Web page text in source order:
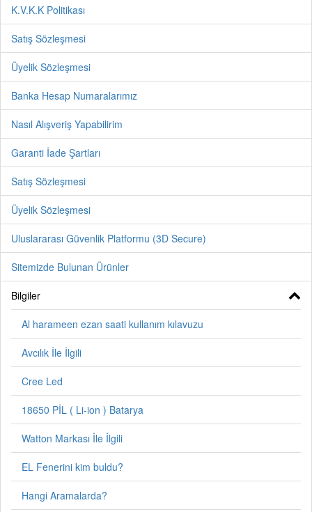
K.V.K.K Politikası
Satış Sözleşmesi
Üyelik Sözleşmesi
Banka Hesap Numaralarımız
Nasıl Alışveriş Yapabilirim
Garanti İade Şartları
Satış Sözleşmesi
Üyelik Sözleşmesi
Uluslararası Güvenlik Platformu (3D Secure)
Sitemizde Bulunan Ürünler
Bilgiler
Al harameen ezan saati kullanım kılavuzu
Avcılık İle İlgili
Cree Led
18650 PİL ( Li-ion ) Batarya
Watton Markası İle İlgili
EL Fenerini kim buldu?
Hangi Aramalarda?